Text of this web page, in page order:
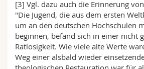
[3] Vgl. dazu auch die Erinnerung
"Die Jugend, die aus dem ersten
um an den deutschen Hochschulen
beginnen, befand sich in einer nicht
Ratlosigkeit. Wie viele alte Werte
Weg einer alsbald wieder